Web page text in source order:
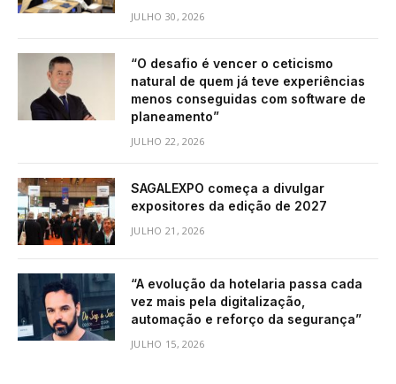
JULHO 30, 2026
“O desafio é vencer o ceticismo
natural de quem já teve experiências
menos conseguidas com software de
planeamento”
JULHO 22, 2026
SAGALEXPO começa a divulgar
expositores da edição de 2027
JULHO 21, 2026
“A evolução da hotelaria passa cada
vez mais pela digitalização,
automação e reforço da segurança”
JULHO 15, 2026